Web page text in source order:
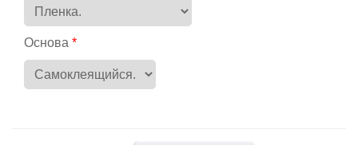
Основа